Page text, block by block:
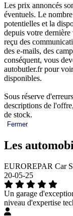
Les prix annoncés
éventuels. Le
potentielles et la
depuis votre
reçu des
des e-mails, des
conséquent, vous
autobutler.fr pour
disponibles.
Sous réserve
descriptions de
de stock.
Fermer
Les
EUROREPAR Car
20-05-25
Un garage
niveau d'expertise